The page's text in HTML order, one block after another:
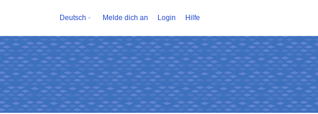
Deutsch Melde dich an Login Hilfe